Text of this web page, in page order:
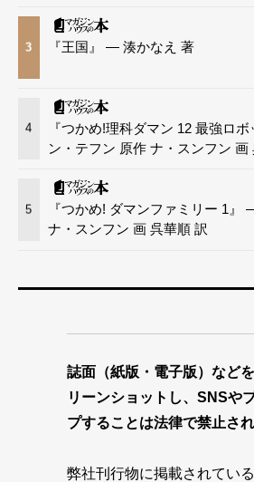
3 『王国』 — 湊かなえ 著
4
『つかめ!理科ダマン 12 最強ロ
ン・テフン 原作 ナ・スンフン 画
5
『つかめ! ダマンファミリー 1
ナ・スンフン 画 呉華順 訳
誌面（紙版・電子版）など
リーンショットし、SNSや
プすることは法律で禁止され
弊社刊行物に掲載されてい